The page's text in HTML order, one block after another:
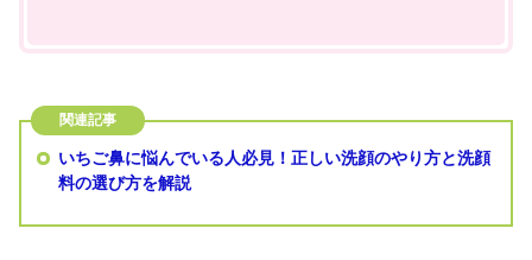
いちご鼻に悩んでいる人必見！正しい洗顔のやり方と洗顔
料の選び方を解説